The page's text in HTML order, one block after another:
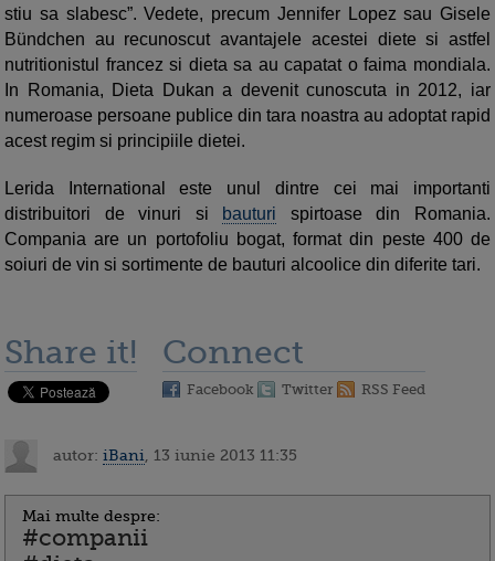
stiu sa slabesc”. Vedete, precum Jennifer Lopez sau Gisele
Bündchen au recunoscut avantajele acestei diete si astfel
nutritionistul francez si dieta sa au capatat o faima mondiala.
In Romania, Dieta Dukan a devenit cunoscuta in 2012, iar
numeroase persoane publice din tara noastra au adoptat rapid
acest regim si principiile dietei.
Lerida International este unul dintre cei mai importanti
distribuitori de vinuri si
bauturi spirtoase din Romania.
Compania are un portofoliu bogat, format din peste 400 de
soiuri de vin si sortimente de bauturi alcoolice din diferite tari.
Share it! Connect
Facebook Twitter RSS Feed
autor: iBani , 13 iunie 2013 11:35
Mai multe despre:
#companii